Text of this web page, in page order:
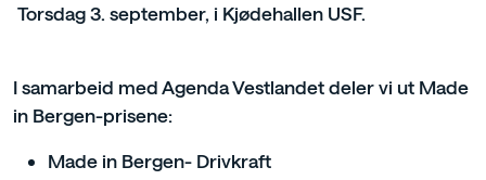
Torsdag 3. september, i Kjødehallen USF.
I samarbeid med Agenda Vestlandet deler vi ut Made
in Bergen-prisene:
Made in Bergen- Drivkraft